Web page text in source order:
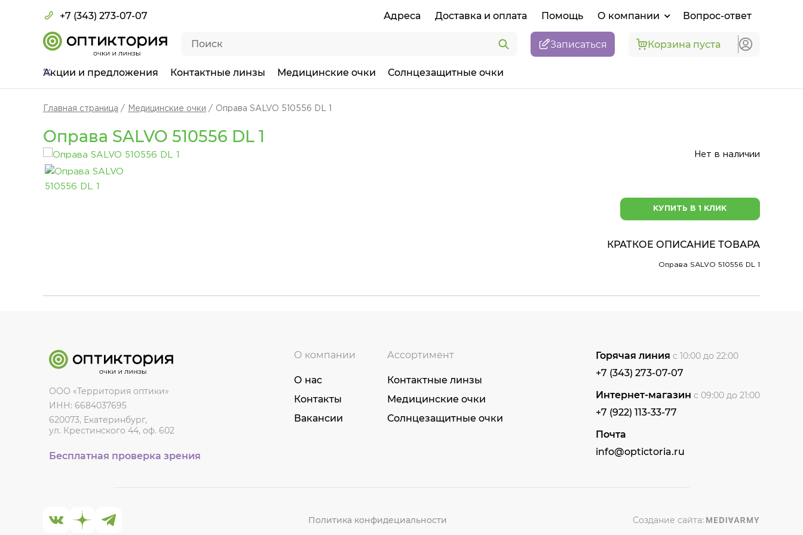
+7 (343) 273-07-07 Адреса Доставка и оплата Помощь О компании Вопрос-ответ
Записаться Корзина пуста
Акции и предложения Контактные линзы Медицинские очки Солнцезащитные очки
Главная страница Медицинские очки Оправа SALVO 510556 DL 1
Оправа SALVO 510556 DL 1
Нет в наличии
КУПИТЬ В 1 КЛИК
КРАТКОЕ ОПИСАНИЕ ТОВАРА
Оправа SALVO 510556 DL 1
ООО «Территория оптики»
ИНН: 6684037695
620073, Екатеринбург,
ул. Крестинского 44, оф. 602
Бесплатная проверка зрения
О компании
О нас
Контакты
Вакансии
Ассортимент
Контактные линзы
Медицинские очки
Солнцезащитные очки
Горячая линия с 10:00 до 22:00
+7 (343) 273-07-07
Интернет-магазин с 09:00 до 21:00
+7 (922) 113-33-77
Почта
info@optictoria.ru
Политика конфидециальности Создание сайта: